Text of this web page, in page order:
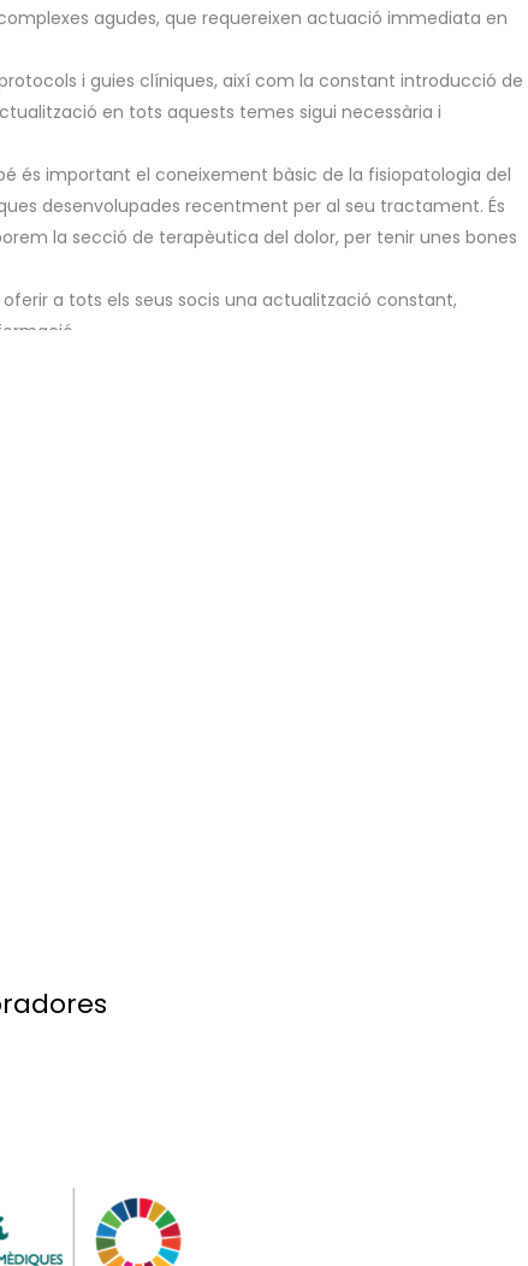
agudes, que requereixen actuació immediata en
i guies clíniques, així com la constant introducció de
en tots aquests temes sigui necessària i
és important el coneixement bàsic de la fisiopatologia del
desenvolupades recentment per al seu tractament. És
la secció de terapèutica del dolor, per tenir unes bones
a tots els seus socis una actualització constant,
Libros/Libro/5282/Programa-Oficial-de-
Reanimacion-y-Terapeutica-del-Dolor-4-anos-Titulo-
0004/44428/UEMS-2013.18-European-Training-
europeu CoBaTrICE,
PagesGenerees/es/01-about/325.asp, que
per al maneig del pacient crític.
seguir tant especialistes en formació, com especialistes
nivell de coneixements en les ciències bàsiques o que